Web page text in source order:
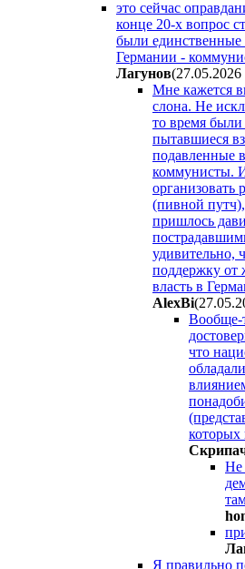
это сейчас
конце 20-х вопрос
были единственные
Германии -
Лaгyнoв(27.05.2026
Мне кажется
слона. Не
то время
пытавшиеся
подавленные
коммунисты.
организовать
(пивной
пришлось
удивительно,
поддержку от
власть в
AlexBi
Вообще-
что
которых
Не
Я правильно